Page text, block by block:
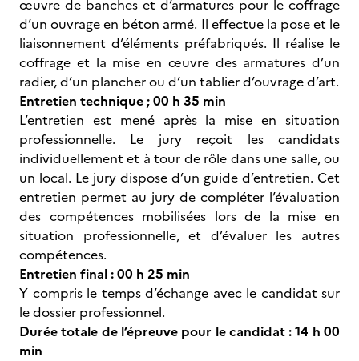
œuvre de banches et d’armatures pour le coffrage
d’un ouvrage en béton armé. Il effectue la pose et le
liaisonnement d’éléments préfabriqués. Il réalise le
coffrage et la mise en œuvre des armatures d’un
radier, d’un plancher ou d’un tablier d’ouvrage d’art.
Entretien technique ; 00 h 35 min
L’entretien est mené après la mise en situation
professionnelle. Le jury reçoit les candidats
individuellement et à tour de rôle dans une salle, ou
un local. Le jury dispose d’un guide d’entretien. Cet
entretien permet au jury de compléter l’évaluation
des compétences mobilisées lors de la mise en
situation professionnelle, et d’évaluer les autres
compétences.
Entretien final : 00 h 25 min
Y compris le temps d’échange avec le candidat sur
le dossier professionnel.
Durée totale de l’épreuve pour le candidat : 14 h 00
min